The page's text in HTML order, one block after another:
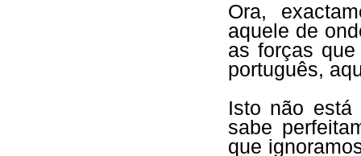
Ora,
aquele de
as forças
português,
Isto não
sabe
que